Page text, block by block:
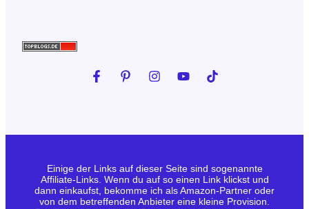
Einige der Links auf dieser Seite sind sogenannte
Affiliate-Links. Wenn du auf so einen Link klickst und
dann einkaufst, bekomme ich als Amazon-Partner oder
von dem betreffenden Anbieter eine kleine Provision.